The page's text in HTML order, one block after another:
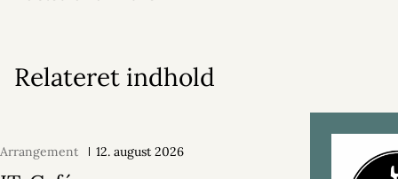
Relateret indhold
Arrangement 12. august 2026